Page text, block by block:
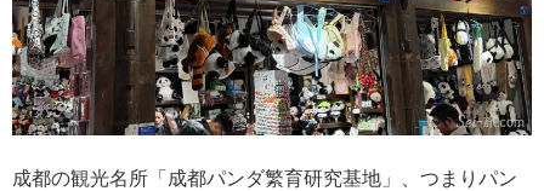
成都の観光名所「成都パンダ繁育研究基地」、つまりパン